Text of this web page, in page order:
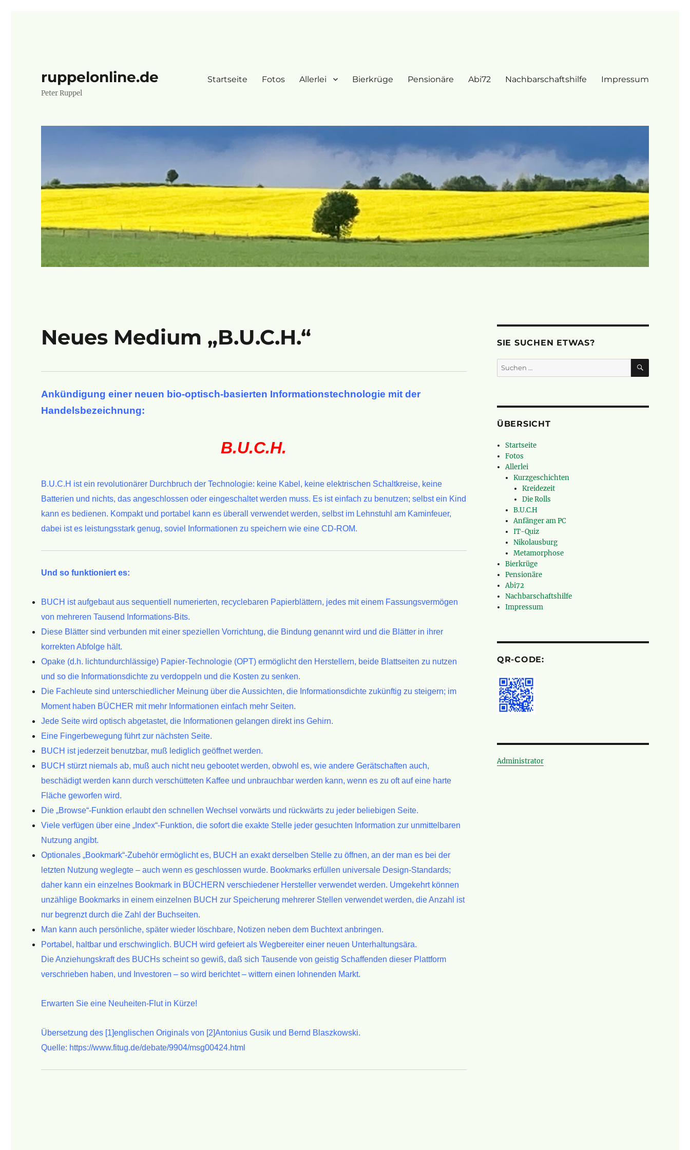
ruppelonline.de
Peter Ruppel
Startseite Fotos Allerlei Bierkrüge Pensionäre Abi72 Nachbarschaftshilfe Impressum
Neues Medium „B.U.C.H.“
Ankündigung einer neuen bio-optisch-basierten Informationstechnologie mit der
Handelsbezeichnung:
B.U.C.H.
B.U.C.H ist ein revolutionärer Durchbruch der Technologie: keine Kabel, keine elektrischen Schaltkreise, keine
Batterien und nichts, das angeschlossen oder eingeschaltet werden muss. Es ist einfach zu benutzen; selbst ein Kind
kann es bedienen. Kompakt und portabel kann es überall verwendet werden, selbst im Lehnstuhl am Kaminfeuer,
dabei ist es leistungsstark genug, soviel
Informationen zu speichern wie eine CD-ROM.
Und so funktioniert es:
BUCH ist aufgebaut aus sequentiell numerierten, recyclebaren Papierblättern, jedes mit einem Fassungsvermögen
von mehreren Tausend
Informations-Bits.
Diese Blätter sind verbunden mit einer speziellen Vorrichtung, die Bindung genannt wird und die Blätter in ihrer
korrekten Abfolge hält.
Opake (d.h. lichtundurchlässige) Papier-Technologie (OPT) ermöglicht den Herstellern, beide Blattseiten zu nutzen
und so die Informationsdichte zu verdoppeln und die Kosten zu senken.
Die Fachleute sind unterschiedlicher Meinung über die Aussichten,die Informationsdichte zukünftig zu steigern; im
Moment haben BÜCHER mit mehr Informationen einfach mehr Seiten.
Jede Seite wird optisch abgetastet, die Informationen gelangendirekt ins Gehirn.
Eine Fingerbewegung führt zur nächsten Seite.
BUCH ist jederzeit benutzbar, muß lediglich geöffnet werden.
BUCH stürzt niemals ab, muß auch nicht neu gebootet werden, obwohles, wie andere Gerätschaften auch,
beschädigt werden kann durch verschütteten Kaffee und unbrauchbar werden kann, wenn es zu oft aufeine harte
Fläche geworfen wird.
Die „Browse“-Funktion erlaubt den schnellen Wechsel vorwärts und rückwärts zu jeder beliebigen Seite.
Viele verfügen über eine „Index“-Funktion, die sofort die exakte Stelle jeder gesuchten Information zur unmittelbaren
Nutzung angibt.
Optionales „Bookmark“-Zubehör ermöglicht es, BUCH an exakt derselben Stelle zu öffnen, an der man es bei der
letzten Nutzung weglegte – auch wenn es geschlossen wurde. Bookmarks erfüllen universale Design-Standards;
daher kann ein einzelnes Bookmark in BÜCHERN verschiedener Hersteller verwendetwerden. Umgekehrt können
unzählige Bookmarks in einem einzelnen BUCH zur Speicherung mehrerer Stellen verwendet werden, die Anzahl ist
nur begrenzt durch die Zahl der Buchseiten.
Man kann auch persönliche, später wieder löschbare, Notizen neben dem Buchtext anbringen.
Portabel, haltbar und erschwinglich. BUCH wird gefeiert als Wegbereiter einer neuen Unterhaltungsära.
Die Anziehungskraft des BUCHs scheint so gewiß, daß sich Tausendevon geistig Schaffenden dieser Plattform
verschrieben haben, und
Investoren – so wird berichtet – wittern einen lohnenden Markt.
Erwarten Sie eine Neuheiten-Flut in Kürze!
Übersetzung des [1]englischen Originals von [2]Antonius Gusik und Bernd Blaszkowski.
Quelle: https://www.fitug.de/debate/9904/msg00424.html
SIE SUCHEN ETWAS?
Suchen
nach:
SUCHEN
ÜBERSICHT
Startseite
Fotos
Allerlei
Kurzgeschichten
Kreidezeit
Die Rolls
B.U.C.H
Anfänger am PC
IT-Quiz
Nikolausburg
Metamorphose
Bierkrüge
Pensionäre
Abi72
Nachbarschaftshilfe
Impressum
QR-CODE:
Administrator